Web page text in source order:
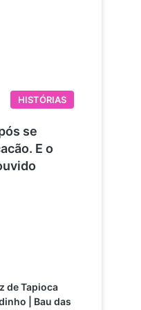
HISTÓRIAS
se
E o
de Tapioca
| Bau das